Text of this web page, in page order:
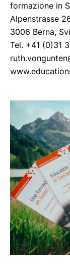
formazione in
Alpenstrasse
3006 Berna,
Tel. +41 (0)31